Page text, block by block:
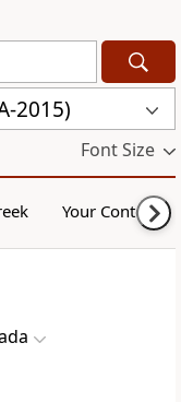
2015)
Font Size
Your Content